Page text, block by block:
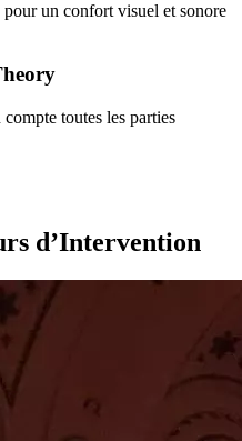
un confort visuel et sonore
toutes les parties
d’Intervention